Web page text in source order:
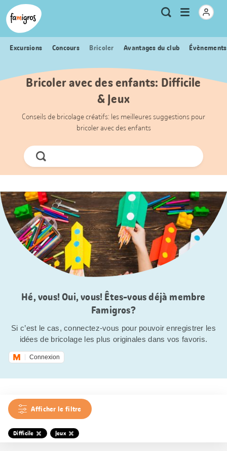
Signets
de
navigation
Header
Logo Métanavigation
RechercheOuvrir
Excursions Concours Bricoler Avantages du club
Bricoler avec des enfants: Difficile
& Jeux
Conseils de bricolage créatifs: les meilleures suggestions pour
bricoler avec des enfants
Chercher
Hé, vous! Oui, vous! Êtes-vous déjà membre
Famigros?
Si c’est le cas, connectez-vous pour pouvoir enregistrer les
idées de bricolage les plus originales dans vos favoris.
Connexion
Afficher le filtre
Difficile Jeux